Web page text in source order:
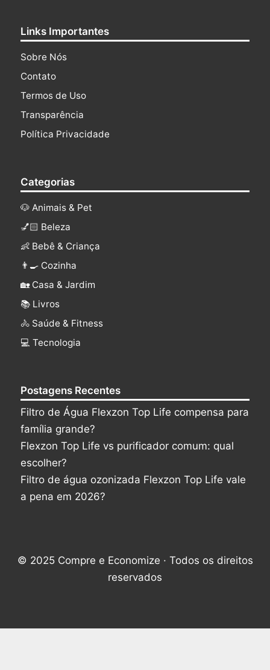
Links Importantes
Sobre Nós
Contato
Termos de Uso
Transparência
Política Privacidade
Categorias
🐶 Animais & Pet
💅🏻 Beleza
👶 Bebê & Criança
👨‍🍳 Cozinha
🏡 Casa & Jardim
📚 Livros
🚴 Saúde & Fitness
‍💻 Tecnologia
Postagens Recentes
Filtro de Água Flexzon Top Life compensa para
família grande?
Flexzon Top Life vs purificador comum: qual
escolher?
Filtro de água ozonizada Flexzon Top Life vale
a pena em 2026?
© 2025 Compre e Economize · Todos os direitos
reservados